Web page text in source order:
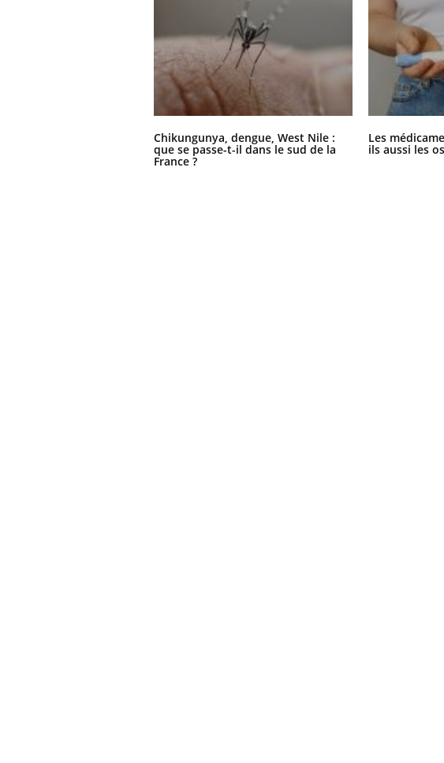
Chikungunya, dengue, West Nile :
que se passe-t-il dans le sud de la
France ?
Les
ils aussi les